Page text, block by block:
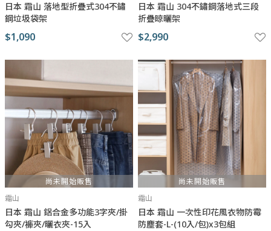
日本 霜山 落地型折疊式304不鏽
鋼垃圾袋架
$1,090
日本 霜山 304不鏽鋼落地式三段
折疊晾曬架
$2,990
尚未開始販售
霜山
日本 霜山 鋁合金多功能3字夾/掛
勾夾/褲夾/曬衣夾-15入
尚未開始販售
霜山
日本 霜山 一次性印花風衣物防霉
防塵套-L-(10入/包)x3包組